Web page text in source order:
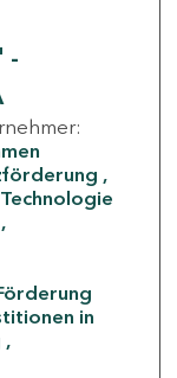
-
in